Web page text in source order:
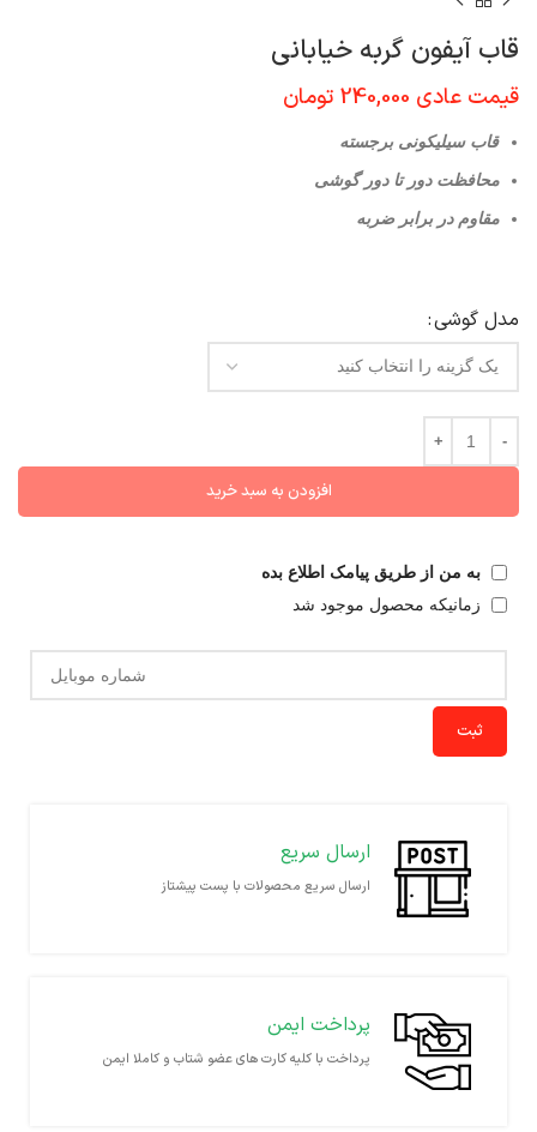
قاب آیفون گربه خیابانی
قیمت عادی 240,000 تومان
قاب سیلیکونی برجسته
محافظت دور تا دور گوشی
مقاوم در برابر ضربه
مدل گوشی
افزودن به سبد خرید
به من از طریق پیامک اطلاع بده
زمانیکه محصول موجود شد
ثبت
ارسال سریع
ارسال سریع محصولات با پست پیشتاز
پرداخت ایمن
پرداخت با کلیه کارت های عضو شتاب و کاملا ایمن